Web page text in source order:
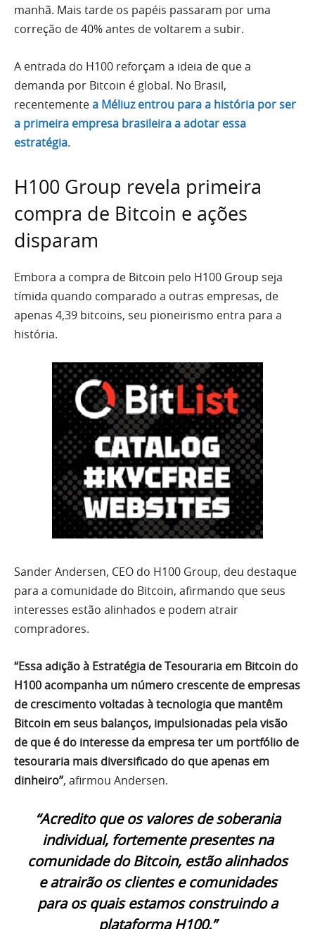
manhã. Mais tarde os papéis passaram por uma
correção de 40% antes de voltarem a subir.
A entrada do H100 reforçam a ideia de que a
demanda por Bitcoin é global. No Brasil,
recentementea Méliuz entrou para a história por ser
a primeira empresa brasileira a adotar essa
estratégia.
H100 Group revela primeira
compra de Bitcoin e ações
disparam
Embora a compra de Bitcoin pelo H100 Group seja
tímida quando comparado a outras empresas, de
apenas 4,39 bitcoins, seu pioneirismo entra para a
história.
Sander Andersen, CEO do H100 Group, deu destaque
para a comunidade do Bitcoin, afirmando que seus
interesses estão alinhados e podem atrair
compradores.
“Essa adição à Estratégia de Tesouraria em Bitcoin do
H100 acompanha um número crescente de empresas
de crescimento voltadas à tecnologia que mantêm
Bitcoin em seus balanços, impulsionadas pela visão
de que é do interesse da empresa ter um portfólio de
tesouraria mais diversificado do que apenas em
dinheiro”, afirmou Andersen.
“Acredito que os valores de soberania
individual, fortemente presentes na
comunidade do Bitcoin, estão alinhados
e atrairão os clientes e comunidades
para os quais estamos construindo a
plataforma H100.”